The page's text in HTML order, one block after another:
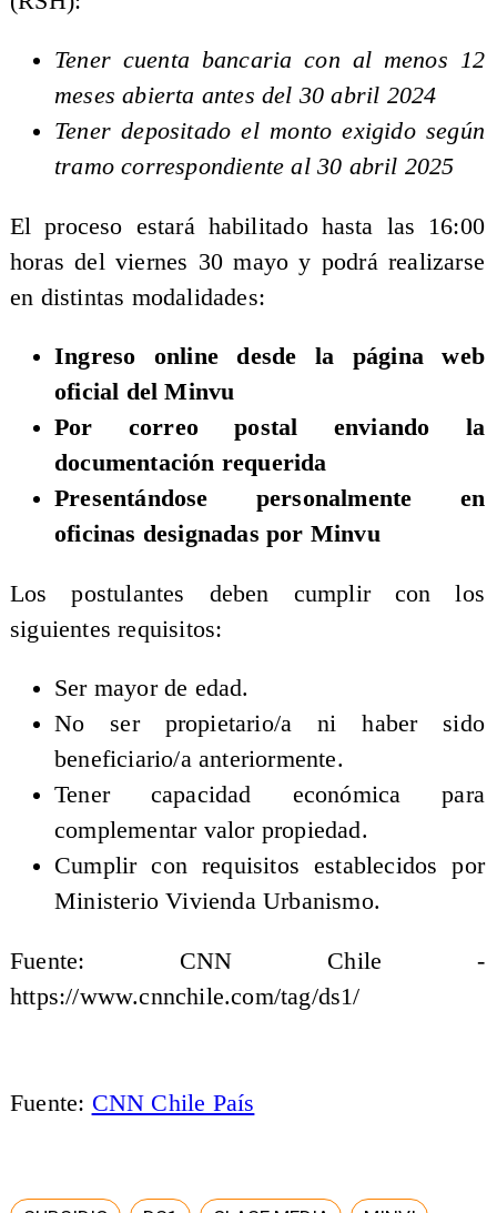
Tener cuenta bancaria con al menos 12
meses abierta antes del 30 abril 2024
Tener depositado el monto exigido según
tramo correspondiente al 30 abril 2025
El proceso estará habilitado hasta las 16:00
horas del viernes 30 mayo y podrá realizarse
en distintas modalidades:
Ingreso online desde la página web
oficial del Minvu
Por correo postal enviando la
documentación requerida
Presentándose personalmente en
oficinas designadas por Minvu
Los postulantes deben cumplir con los
siguientes requisitos:
Ser mayor de edad.
No ser propietario/a ni haber sido
beneficiario/a anteriormente.
Tener capacidad económica para
complementar valor propiedad.
Cumplir con requisitos establecidos por
Ministerio Vivienda Urbanismo.
Fuente: CNN Chile -
https://www.cnnchile.com/tag/ds1/
Fuente: CNN Chile País